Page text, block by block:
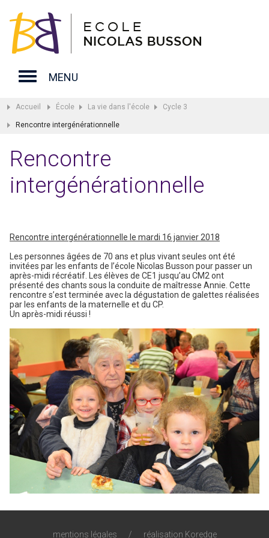
MENU
Accueil École La vie dans l'école Cycle 3
Rencontre intergénérationnelle
Rencontre
intergénérationnelle
Rencontre intergénérationnelle le mardi 16 janvier 2018
Les personnes âgées de 70 ans et plus vivant seules ont été
invitées par les enfants de l’école Nicolas Busson pour passer un
après-midi récréatif. Les élèves de CE1 jusqu’au CM2 ont
présenté des chants sous la conduite de maîtresse Annie. Cette
rencontre s’est terminée avec la dégustation de galettes réalisées
par les enfants de la maternelle et du CP.
Un après-midi réussi !
mentions légales / réalisation Koredge